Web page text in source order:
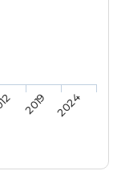
2019 2024